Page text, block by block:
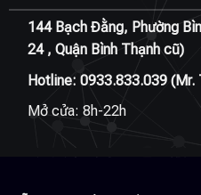
144 Bạch Đằng, Phường
24 , Quận Bình Thạnh cũ)
Hotline: 0933.833.039(Mr.
Mở cửa: 8h-22h